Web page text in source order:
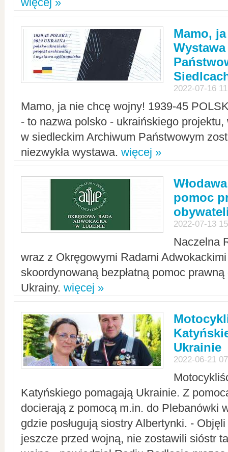
Mamo,
2022-07-16
Mamo, ja nie chcę wojny! 1939-45
- to nazwa polsko - ukraińskiego
w siedleckim Archiwum Państwowym
niezwykła wystawa. więcej »
pomoc
2022-07-13
Naczelna
wraz z Okręgowymi Radami Adwokackimi
skoordynowaną bezpłatną pomoc
Ukrainy. więcej »
Ukrainie
2022-06-21
Katyńskiego pomagają Ukrainie. Z
docierają z pomocą m.in. do Plebanówki
gdzie posługują siostry Albertynki. -
jeszcze przed wojną, nie zostawili sióstr